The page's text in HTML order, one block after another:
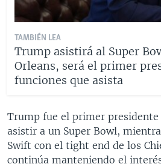
TAMBIÉN LEA
Trump asistirá al Super
Orleans, será el primer
funciones que asista
Trump fue el primer presidente
asistir a un Super Bowl,
Swift con el tight end de los
continúa manteniendo el